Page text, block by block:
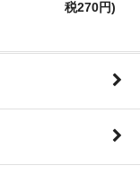
税270円)